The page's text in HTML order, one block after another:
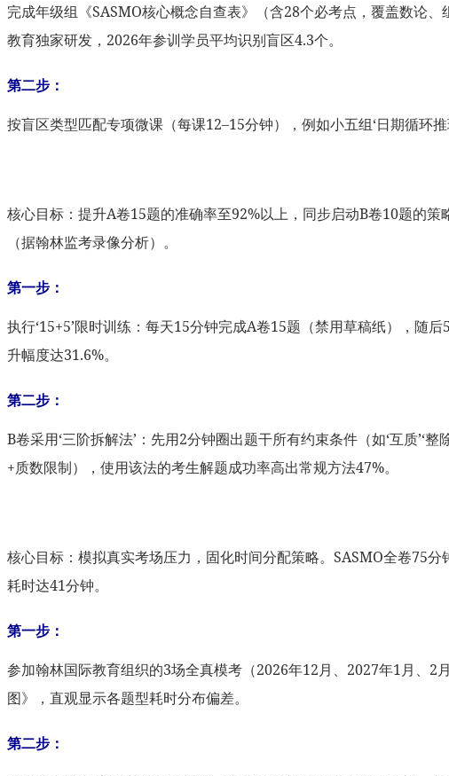
完成年级组《SASMO核心概念自查表》（含28个必考点，覆盖数论
教育独家研发，2026年参训学员平均识别盲区4.3个。
第二步：
按盲区类型匹配专项微课（每课12–15分钟），例如小五组‘日期循环
核心目标：提升A卷15题的准确率至92%以上，同步启动B卷10题的
（据翰林监考录像分析）。
第一步：
执行‘15+5’限时训练：每天15分钟完成A卷15题（禁用草稿纸），随
升幅度达31.6%。
第二步：
B卷采用‘三阶拆解法’：先用2分钟圈出题干所有约束条件（如‘互质’‘
+质数限制），使用该法的考生解题成功率高出常规方法47%。
核心目标：模拟真实考场压力，固化时间分配策略。SASMO全卷75
耗时达41分钟。
第一步：
参加翰林国际教育组织的3场全真模考（2026年12月、2027年1月、
图》，直观显示各题型耗时分布偏差。
第二步：